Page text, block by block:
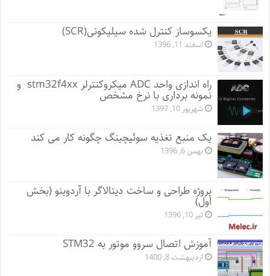
یکسوساز کنترل شده سیلیکونی(SCR)
اسفند 11, 1396
راه اندازی واحد ADC میکروکنترلر stm32f4xx و
نمونه برداری با نرخ مشخص
شهریور 10, 1397
یک منبع تغذیه سوئیچینگ چگونه کار می کند
بهمن 6, 1396
پروژه طراحی و ساخت دیتالاگر با آردوینو (بخش
اول)
تیر 10, 1396
آموزش اتصال سروو موتور به STM32
اردیبهشت 8, 1400